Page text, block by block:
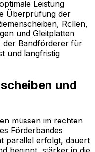
Leistung
Überprüfung der
Rollen,
und Gleitplatten
der Bandförderer für
und langfristig
und
müssen im rechten
Förderbandes
parallel erfolgt, dauert